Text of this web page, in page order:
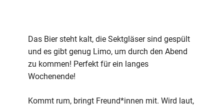
Das Bier steht kalt, die Sektgläser sind gespült
und es gibt genug Limo, um durch den Abend
zu kommen! Perfekt für ein langes
Wochenende!
Kommt rum, bringt Freund*innen mit. Wird laut,